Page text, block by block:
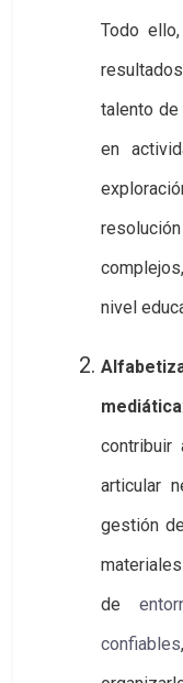
Todo
talento de
en
nivel
mediática
contribuir
articular
gestión
de
confiables